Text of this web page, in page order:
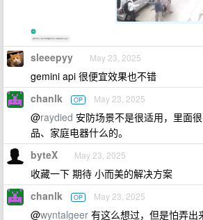
sleeepyy May 23, 2025
gemini api 很便宜效果也不错
chanlk OP May 23, 2025
@raydied 安防场景不是很适用，里面
品、家庭电器什么的。
byteX May 23, 2025
收藏一下 期待 小而美的解决方案
chanlk OP May 23, 2025
@wyntalgeer 有这么想过，但是怕弄出